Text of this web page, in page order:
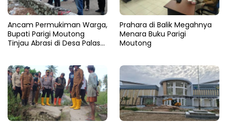
Ancam Permukiman Warga,
Bupati Parigi Moutong
Tinjau Abrasi di Desa Palasa
Prahara di Balik Megahnya
Menara Buku Parigi
Moutong